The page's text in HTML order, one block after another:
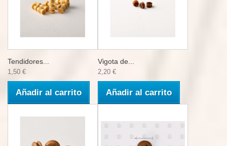
Tendidores...
1,50 €
Añadir al carrito
Vigota de...
2,20 €
Añadir al carrito